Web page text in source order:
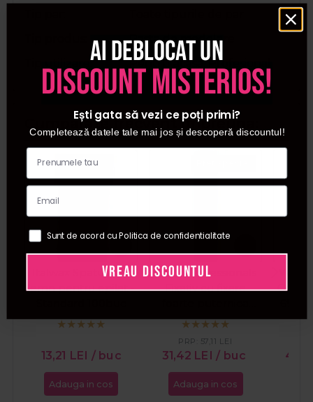
Pasta de modelare
Pentru acasa, Profesional
Cumparate frecvent impreuna:
Italwax Spatule de
lemn pentru epilat -
13,21 LEI / buc
Adauga in cos
Wella Professionals
Fixativ cu fixare
Performance Fix-2
31,42 LEI / buc
PRP: 57,11 LEI
Adauga in cos
Ai deblocat un
discount misterios!
Ești gata să vezi ce poți primi?
Completează datele tale mai jos și descoperă discountul!
Sunt de acord cu Politica de confidentialitate
VREAU DISCOUNTUL